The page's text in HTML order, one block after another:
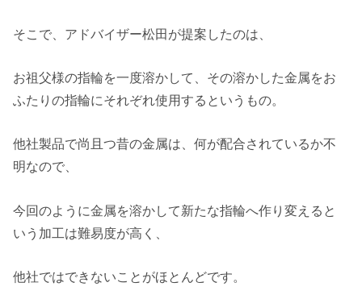
そこで、アドバイザー松田が提案したのは、
お祖父様の指輪を一度溶かして、その溶かした金属をお
ふたりの指輪にそれぞれ使用するというもの。
他社製品で尚且つ昔の金属は、何が配合されているか不
明なので、
今回のように金属を溶かして新たな指輪へ作り変えると
いう加工は難易度が高く、
他社ではできないことがほとんどです。